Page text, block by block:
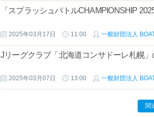
「スプラッシュバトルCHAMPIONSHIP
2025年03月17日 11:00 一般財団法人
Jリーグクラブ「北海道コンサドーレ札幌
2025年03月07日 13:00 一般財団法人
関